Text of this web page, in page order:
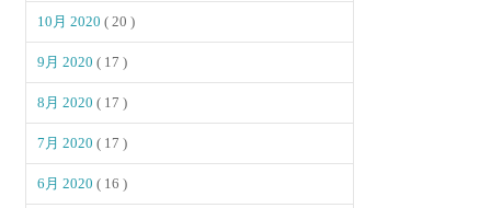
10月 2020( 20 )
9月 2020( 17 )
8月 2020( 17 )
7月 2020( 17 )
6月 2020( 16 )